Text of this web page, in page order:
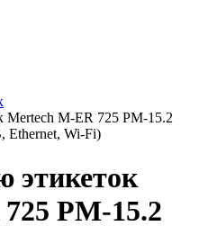
Mertech M-ER 725 PM-15.2
Ethernet, Wi-Fi)
этикеток
PM-15.2